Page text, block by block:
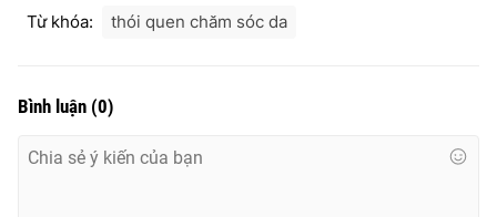
Từ khóa: thói quen chăm sóc da
Bình luận (0)